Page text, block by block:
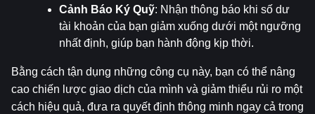
Cảnh Báo Ký Quỹ: Nhận thông báo khi số dư
tài khoản của bạn giảm xuống dưới một ngưỡng
nhất định, giúp bạn hành động kịp thời.
Bằng cách tận dụng những công cụ này, bạn có thể nâng
cao chiến lược giao dịch của mình và giảm thiểu rủi ro một
cách hiệu quả, đưa ra quyết định thông minh ngay cả trong